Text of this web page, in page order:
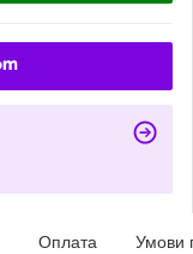
Оплата Умови